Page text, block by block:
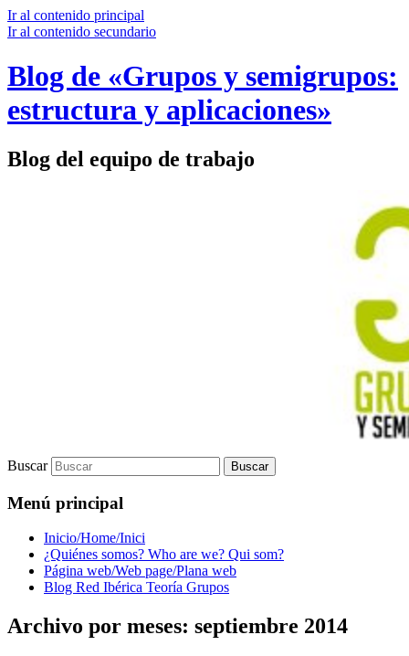
Ir al contenido principal
Ir al contenido secundario
Blog de «Grupos y semigrupos:
estructura y aplicaciones»
Blog del equipo de trabajo
Buscar
Menú principal
Inicio/Home/Inici
¿Quiénes somos? Who are we? Qui som?
Página web/Web page/Plana web
Blog Red Ibérica Teoría Grupos
Archivo por meses: septiembre 2014